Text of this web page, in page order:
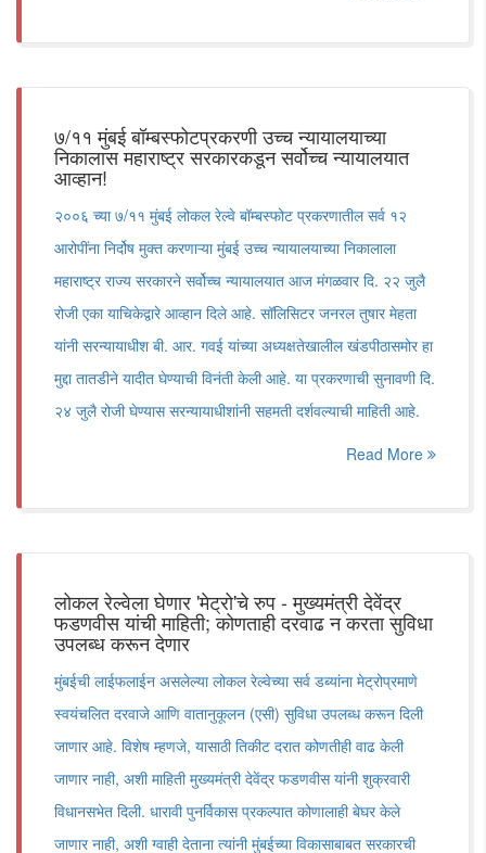
७/११ मुंबई बॉम्बस्फोटप्रकरणी उच्च न्यायालयाच्या
निकालास महाराष्ट्र सरकारकडून सर्वोच्च न्यायालयात
आव्हान!
२००६ च्या ७/११ मुंबई लोकल रेल्वे बॉम्बस्फोट प्रकरणातील सर्व १२
आरोपींना निर्दोष मुक्त करणाऱ्या मुंबई उच्च न्यायालयाच्या निकालाला
महाराष्ट्र राज्य सरकारने सर्वोच्च न्यायालयात आज मंगळवार दि. २२ जुलै
रोजी एका याचिकेद्वारे आव्हान दिले आहे. सॉलिसिटर जनरल तुषार मेहता
यांनी सरन्यायाधीश बी. आर. गवई यांच्या अध्यक्षतेखालील खंडपीठासमोर हा
मुद्दा तातडीने यादीत घेण्याची विनंती केली आहे. या प्रकरणाची सुनावणी दि.
२४ जुलै रोजी घेण्यास सरन्यायाधीशांनी सहमती दर्शवल्याची माहिती आहे.
Read More
लोकल रेल्वेला घेणार 'मेट्रो'चे रुप - मुख्यमंत्री देवेंद्र
फडणवीस यांची माहिती; कोणताही दरवाढ न करता सुविधा
उपलब्ध करून देणार
मुंबईची लाईफलाईन असलेल्या लोकल रेल्वेच्या सर्व डब्यांना मेट्रोप्रमाणे
स्वयंचलित दरवाजे आणि वातानुकूलन (एसी) सुविधा उपलब्ध करून दिली
जाणार आहे. विशेष म्हणजे, यासाठी तिकीट दरात कोणतीही वाढ केली
जाणार नाही, अशी माहिती मुख्यमंत्री देवेंद्र फडणवीस यांनी शुक्रवारी
विधानसभेत दिली. धारावी पुनर्विकास प्रकल्पात कोणालाही बेघर केले
जाणार नाही, अशी ग्वाही देताना त्यांनी मुंबईच्या विकासाबाबत सरकारची